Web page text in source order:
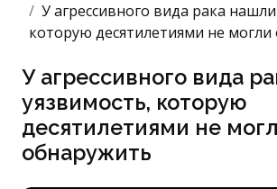
У агрессивного вида рака
которую десятилетиями не
У агрессивного вида
уязвимость, которую
десятилетиями не
обнаружить